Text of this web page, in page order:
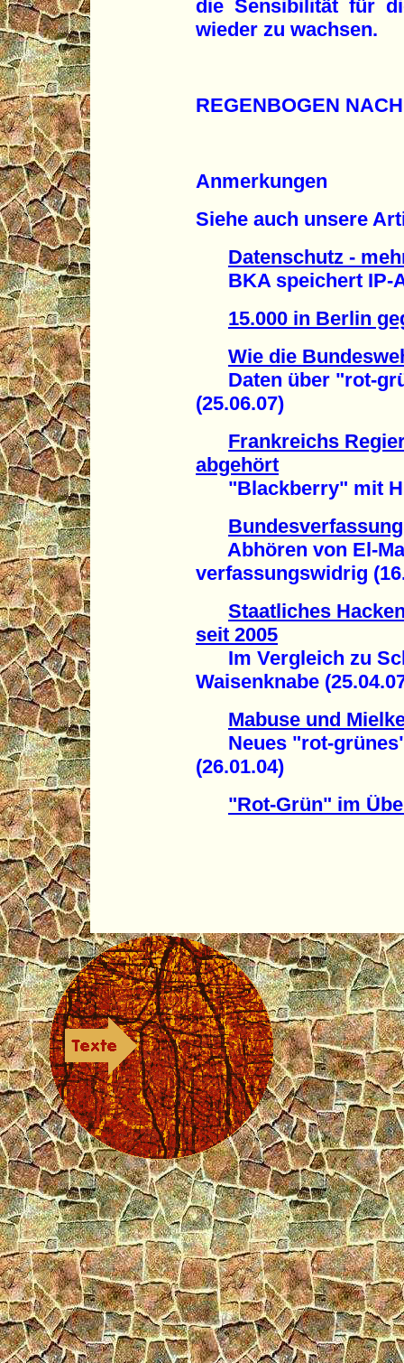
die Sensibilität für
wieder zu wachsen.
REGENBOGEN
Anmerkungen
Siehe auch unsere
Datenschutz -
BKA speichert IP-
15.000 in Berlin
Wie die
Daten über "rot-
(25.06.07)
Frankreichs
abgehört
"Blackberry" mit
Abhören von El-
verfassungswidrig
Staatliches
seit 2005
Im Vergleich zu
Waisenknabe
Mabuse und
Neues "rot-grünes"
(26.01.04)
"Rot-Grün" im